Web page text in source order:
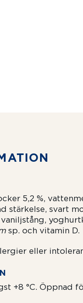
5,2 %,
stärkelse, svart
sp. och vitamin D.
eller
+8 °C. Öppnad